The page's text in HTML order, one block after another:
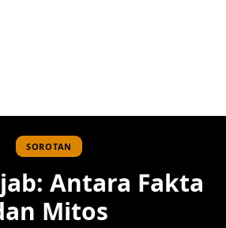
SOROTAN
Antara Fakta
Mitos